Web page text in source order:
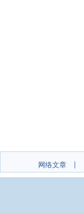
网络文章